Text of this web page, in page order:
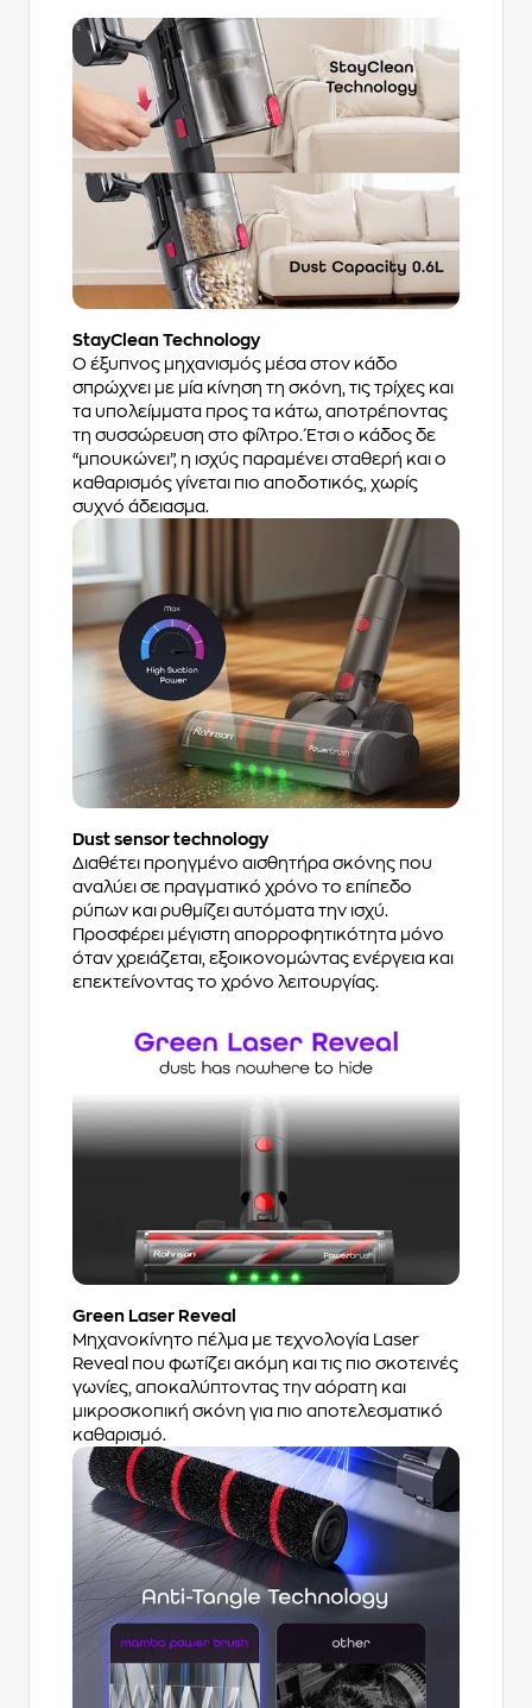
StayClean Technology
Ο έξυπνος μηχανισμός μέσα στον κάδο
σπρώχνει με μία κίνηση τη σκόνη, τις τρίχες και
τα υπολείμματα προς τα κάτω, αποτρέποντας
τη συσσώρευση στο φίλτρο. Έτσι ο κάδος δε
“μπουκώνει”, η ισχύς παραμένει σταθερή και ο
καθαρισμός γίνεται πιο αποδοτικός, χωρίς
συχνό άδειασμα.
Dust sensor technology
Διαθέτει προηγμένο αισθητήρα σκόνης που
αναλύει σε πραγματικό χρόνο το επίπεδο
ρύπων και ρυθμίζει αυτόματα την ισχύ.
Προσφέρει μέγιστη απορροφητικότητα μόνο
όταν χρειάζεται, εξοικονομώντας ενέργεια και
επεκτείνοντας το χρόνο λειτουργίας.
Green Laser Reveal
Μηχανοκίνητο πέλμα με τεχνολογία Laser
Reveal που φωτίζει ακόμη και τις πιο σκοτεινές
γωνίες, αποκαλύπτοντας την αόρατη και
μικροσκοπική σκόνη για πιο αποτελεσματικό
καθαρισμό.